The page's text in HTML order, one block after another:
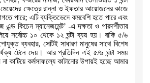
ক্ষেত্রে রান্না ও ইফতার আয়োজনের কাজে
পারে; এটি ব্যক্তিভেদে কমবেশি হতে পারে এবং
এন্ড কিচেন ম্যানেজমেন্ট’ -এ দক্ষতা ও পারদর্শীতার
সর্বোচ্চ ১০ থেকে ১২ ঘন্টা ব্যয় হয়। বাকি ৫/৬
ব্যবহার, সেটিই সাধারণ মানুষের সাথে বিশেষ
টেনে দেয়। আর প্রতিদিন এই ৫/৬ ঘন্টা সময়
কাটিয়ে কর্মসাফল্যে কাটানোর উপায়ই হচ্ছে আমার